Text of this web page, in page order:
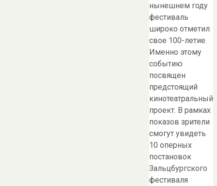
нынешнем году
фестиваль
широко отметил
свое 100-летие.
Именно этому
событию
посвящен
предстоящий
кинотеатральный
проект. В рамках
показов зрители
смогут увидеть
10 оперных
постановок
Зальцбургского
фестиваля